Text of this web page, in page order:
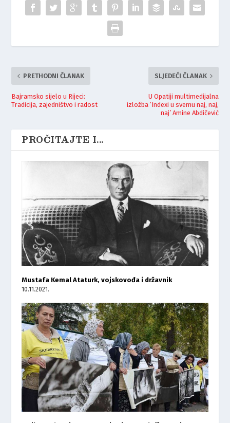
PRETHODNI ČLANAK
Bajramsko sijelo u Rijeci:
Tradicija, zajedništvo i radost
SLJEDEĆI ČLANAK
U Opatiji multimedijalna
izložba ‘Indexi u svemu naj, naj,
naj’ Amine Abdičević
PROČITAJTE I...
Mustafa Kemal Ataturk, vojskovođa i državnik
10.11.2021.